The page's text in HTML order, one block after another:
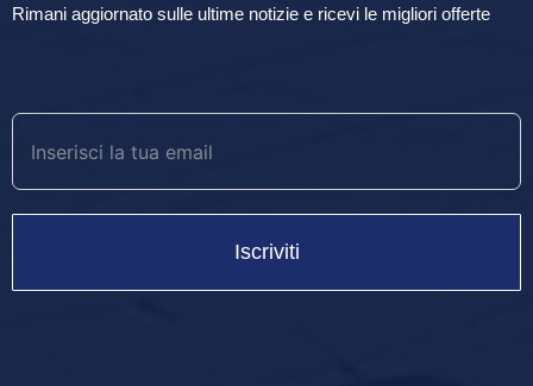
Rimani aggiornato sulle ultime notizie e ricevi le migliori offerte
Iscriviti